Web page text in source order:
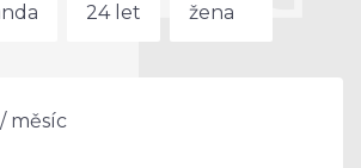
24 let žena
/ měsíc